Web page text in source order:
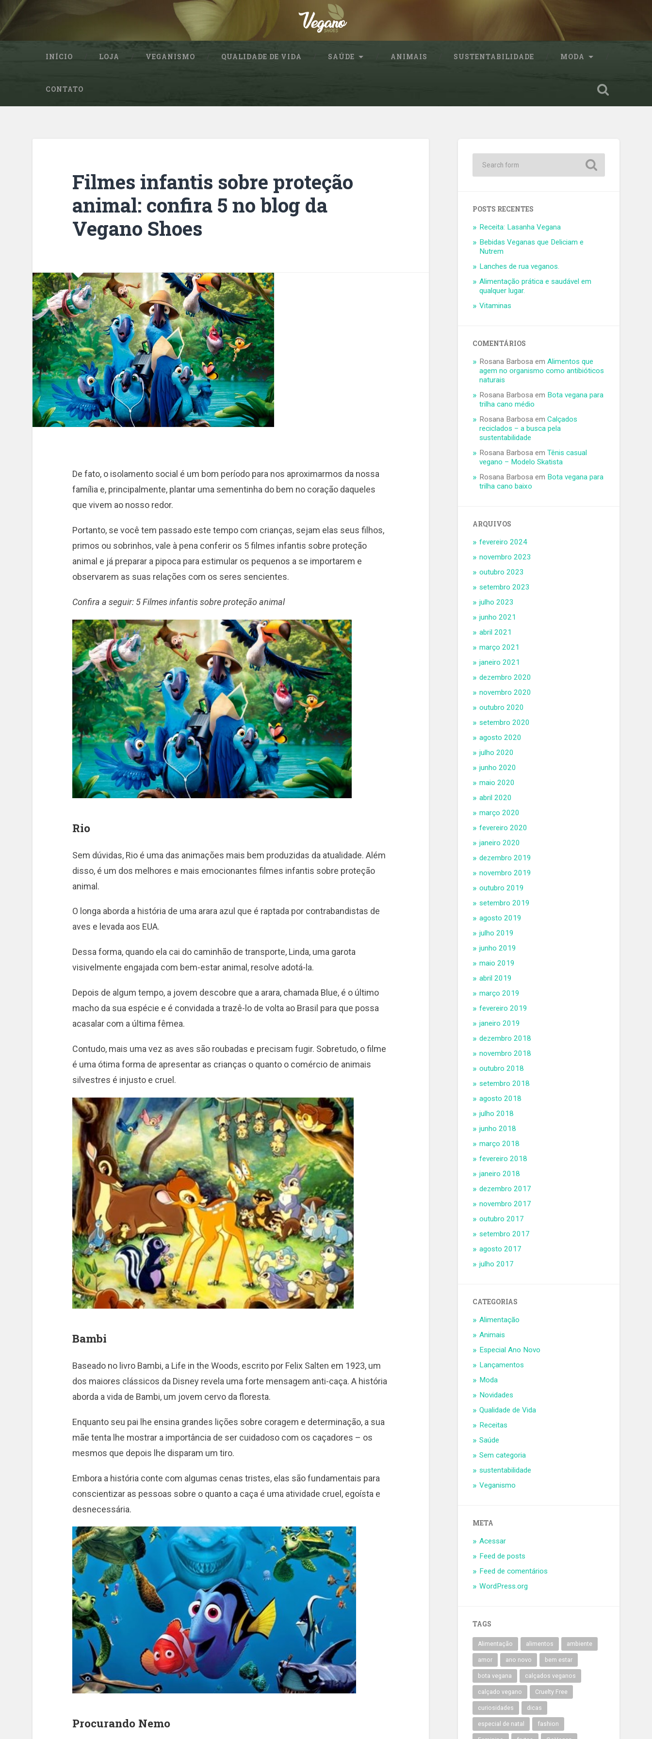
INÍCIO LOJA VEGANISMO QUALIDADE DE VIDA SAÚDE ANIMAIS SUSTENTABILIDADE MODA
CONTATO
Filmes infantis sobre proteção
animal: confira 5 no blog da
Vegano Shoes
De fato, o isolamento social é um bom período para nos aproximarmos da nossa
família e, principalmente, plantar uma sementinha do bem no coração daqueles
que vivem ao nosso redor.
Portanto, se você tem passado este tempo com crianças, sejam elas seus filhos,
primos ou sobrinhos, vale à pena conferir os 5 filmes infantis sobre proteção
animal e já preparar a pipoca para estimular os pequenos a se importarem e
observarem as suas relações com os seres sencientes.
Confira a seguir: 5 Filmes infantis sobre proteção animal
Rio
Sem dúvidas, Rio é uma das animações mais bem produzidas da atualidade. Além
disso, é um dos melhores e mais emocionantes filmes infantis sobre proteção
animal.
O longa aborda a história de uma arara azul que é raptada por contrabandistas de
aves e levada aos EUA.
Dessa forma, quando ela cai do caminhão de transporte, Linda, uma garota
visivelmente engajada com bem-estar animal, resolve adotá-la.
Depois de algum tempo, a jovem descobre que a arara, chamada Blue, é o último
macho da sua espécie e é convidada a trazê-lo de volta ao Brasil para que possa
acasalar com a última fêmea.
Contudo, mais uma vez as aves são roubadas e precisam fugir. Sobretudo, o filme
é uma ótima forma de apresentar as crianças o quanto o comércio de animais
silvestres é injusto e cruel.
Bambi
Baseado no livro Bambi, a Life in the Woods, escrito por Felix Salten em 1923, um
dos maiores clássicos da Disney revela uma forte mensagem anti-caça. A história
aborda a vida de Bambi, um jovem cervo da floresta.
Enquanto seu pai lhe ensina grandes lições sobre coragem e determinação, a sua
mãe tenta lhe mostrar a importância de ser cuidadoso com os caçadores – os
mesmos que depois lhe disparam um tiro.
Embora a história conte com algumas cenas tristes, elas são fundamentais para
conscientizar as pessoas sobre o quanto a caça é uma atividade cruel, egoísta e
desnecessária.
Procurando Nemo
POSTS RECENTES
Receita: Lasanha Vegana
Bebidas Veganas que Deliciam e
Nutrem
Lanches de rua veganos.
Alimentação prática e saudável em
qualquer lugar.
Vitaminas
COMENTÁRIOS
Rosana Barbosa emAlimentos que
agem no organismo como antibióticos
naturais
Rosana Barbosa em Bota vegana para
trilha cano médio
Rosana Barbosa emCalçados
reciclados – a busca pela
sustentabilidade
Rosana Barbosa emTênis casual
vegano – Modelo Skatista
Rosana Barbosa em Bota vegana para
trilha cano baixo
ARQUIVOS
fevereiro 2024
novembro 2023
outubro 2023
setembro 2023
julho 2023
junho 2021
abril 2021
março 2021
janeiro 2021
dezembro 2020
novembro 2020
outubro 2020
setembro 2020
agosto 2020
julho 2020
junho 2020
maio 2020
abril 2020
março 2020
fevereiro 2020
janeiro 2020
dezembro 2019
novembro 2019
outubro 2019
setembro 2019
agosto 2019
julho 2019
junho 2019
maio 2019
abril 2019
março 2019
fevereiro 2019
janeiro 2019
dezembro 2018
novembro 2018
outubro 2018
setembro 2018
agosto 2018
julho 2018
junho 2018
março 2018
fevereiro 2018
janeiro 2018
dezembro 2017
novembro 2017
outubro 2017
setembro 2017
agosto 2017
julho 2017
CATEGORIAS
Alimentação
Animais
Especial Ano Novo
Lançamentos
Moda
Novidades
Qualidade de Vida
Receitas
Saúde
Sem categoria
sustentabilidade
Veganismo
META
Acessar
Feed de posts
Feed de comentários
WordPress.org
TAGS
Alimentação alimentos ambiente
amor ano novo bem estar
bota vegana calçados veganos
calçado vegano Cruelty Free
curiosidades dicas
especial de natal fashion